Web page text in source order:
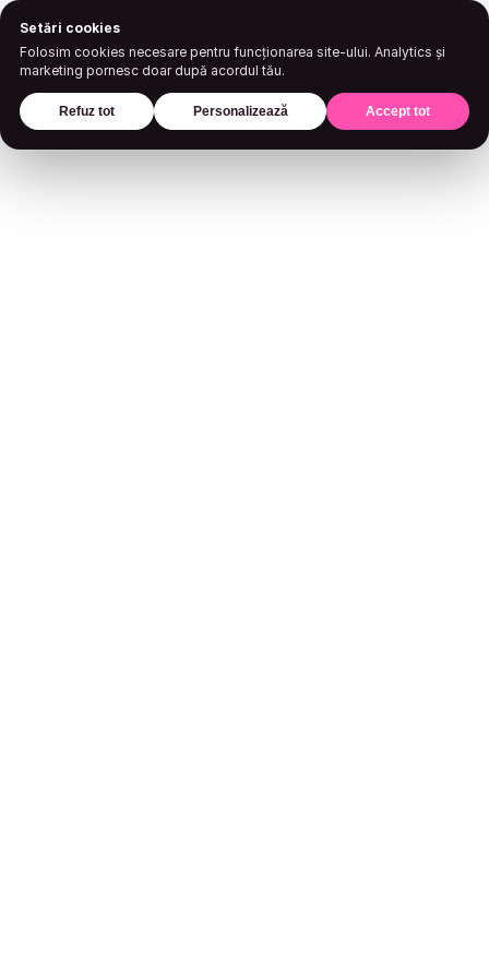
Setări cookies
Folosim cookies necesare pentru funcționarea site-ului. Analytics și
marketing pornesc doar după acordul tău.
Refuz tot Personalizează Accept tot